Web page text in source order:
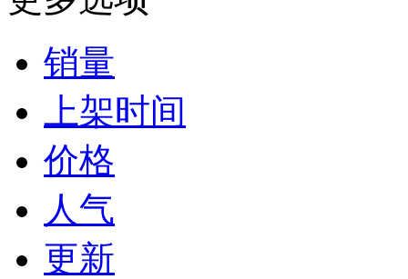
销量
上架时间
价格
人气
更新